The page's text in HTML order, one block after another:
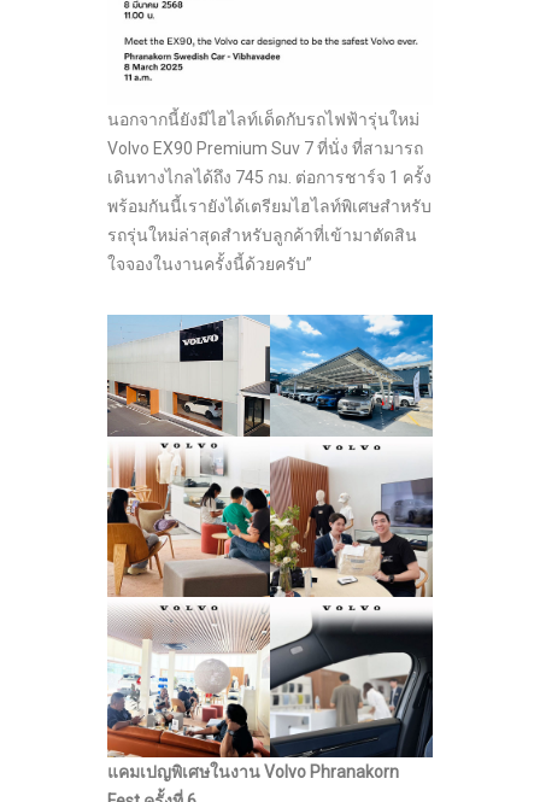
นอกจากนี้ยังมีไฮไลท์เด็ดกับรถไฟฟ้ารุ่นใหม่
Volvo EX90 Premium Suv 7 ที่นั่ง ที่สามารถ
เดินทางไกลได้ถึง 745 กม. ต่อการชาร์จ 1 ครั้ง
พร้อมกันนี้เรายังได้เตรียมไฮไลท์พิเศษสำหรับ
รถรุ่นใหม่ล่าสุดสำหรับลูกค้าที่เข้ามาตัดสิน
ใจจองในงานครั้งนี้ด้วยครับ”
แคมเปญพิเศษในงานVolvo Phranakorn